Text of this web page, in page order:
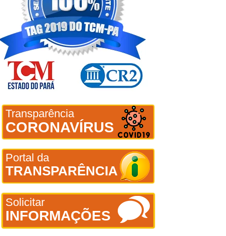
Transparência
CORONAVÍRUS
Portal da
TRANSPARÊNCIA
Solicitar
INFORMAÇÕES